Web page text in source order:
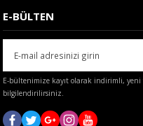
E-BÜLTEN
E-bültenimize kayıt olarak indirimli, yeni
bilgilendirilirsiniz.